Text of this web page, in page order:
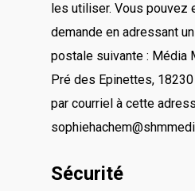
les utiliser. Vous pouvez
demande en adressant
postale suivante : Média
Pré des Epinettes,
par courriel à cette
Sécurité